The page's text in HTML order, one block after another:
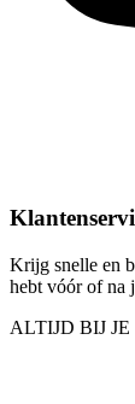
Krijg snelle en
hebt vóór of na
ALTIJD BIJ JE